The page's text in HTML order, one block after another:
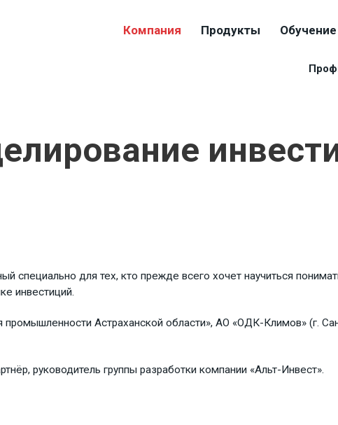
Компания Продукты Обучение
специально для тех, кто прежде всего хочет научиться
инвестиций.
Астраханской области», АО «ОДК-Климов» (г.
руководитель группы разработки компании «Альт-Инвест».